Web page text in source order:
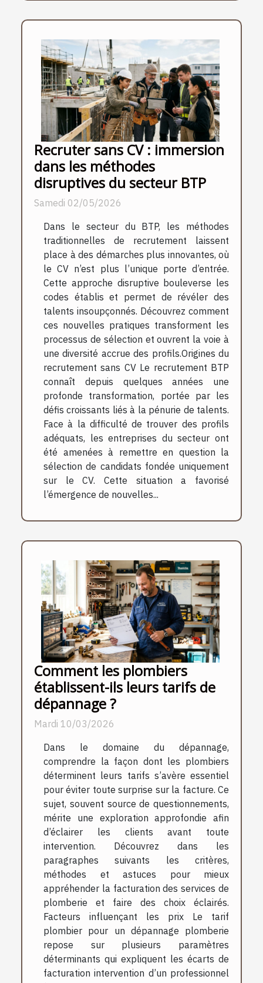
Recruter sans CV : immersion
dans les méthodes
disruptives du secteur BTP
Samedi 02/05/2026
Dans le secteur du BTP, les méthodes
traditionnelles de recrutement laissent
place à des démarches plus innovantes, où
le CV n’est plus l’unique porte d’entrée.
Cette approche disruptive bouleverse les
codes établis et permet de révéler des
talents insoupçonnés. Découvrez comment
ces nouvelles pratiques transforment les
processus de sélection et ouvrent la voie à
une diversité accrue des profils.Origines du
recrutement sans CV Le recrutement BTP
connaît depuis quelques années une
profonde transformation, portée par les
défis croissants liés à la pénurie de talents.
Face à la difficulté de trouver des profils
adéquats, les entreprises du secteur ont
été amenées à remettre en question la
sélection de candidats fondée uniquement
sur le CV. Cette situation a favorisé
l’émergence de nouvelles...
Comment les plombiers
établissent-ils leurs tarifs de
dépannage ?
Mardi 10/03/2026
Dans le domaine du dépannage,
comprendre la façon dont les plombiers
déterminent leurs tarifs s’avère essentiel
pour éviter toute surprise sur la facture. Ce
sujet, souvent source de questionnements,
mérite une exploration approfondie afin
d’éclairer les clients avant toute
intervention. Découvrez dans les
paragraphes suivants les critères,
méthodes et astuces pour mieux
appréhender la facturation des services de
plomberie et faire des choix éclairés.
Facteurs influençant les prix Le tarif
plombier pour un dépannage plomberie
repose sur plusieurs paramètres
déterminants qui expliquent les écarts de
facturation intervention d’un professionnel